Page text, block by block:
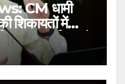
CM धामी
शिकायतों में
शून्य प्रदर्शन वाले